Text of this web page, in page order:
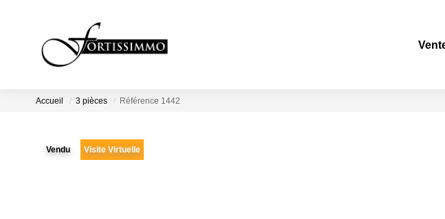
Accueil 3 pièces Référence 1442
Vendu Visite Virtuelle